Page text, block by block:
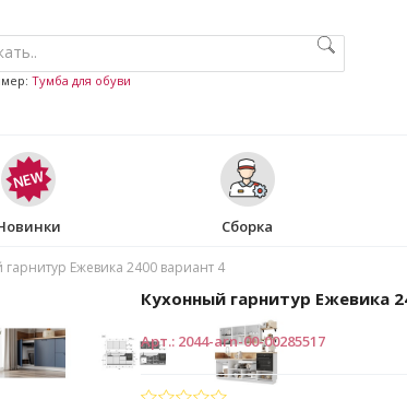
Тумба для обуви
Сборка
Ежевика 2400 вариант 4
Кухонный гарнитур Ежевика
Арт.: 2044-arn-00-00285517